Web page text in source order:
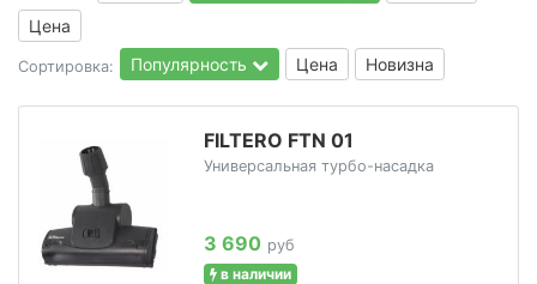
Цена
Сортировка: Популярность Цена Новизна
FILTERO FTN 01
Универсальная турбо-насадка
3 690 руб
в наличии